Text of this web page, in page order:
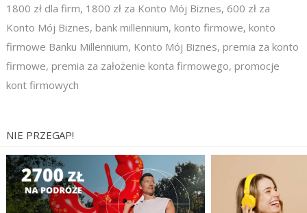
1800 zł dla firm, 1800 zł za Konto Mój Biznes, 600 zł za
Konto Mój Biznes, bank millennium, konto firmowe, konto
firmowe Banku Millennium, Konto Mój Biznes, premia za konto
firmowe, premia za założenie konta firmowego, promocje
kont firmowych
NIE PRZEGAP!